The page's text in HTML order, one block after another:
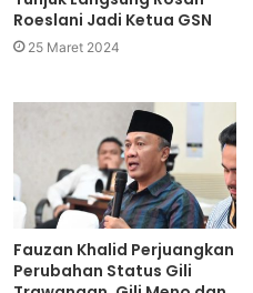
Roeslani Jadi Ketua GSN
25 Maret 2024
Fauzan Khalid Perjuangkan
Perubahan Status Gili